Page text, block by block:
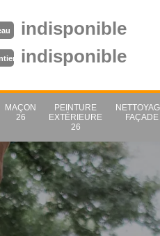
indisponible
indisponible
MAÇON
26
PEINTURE
EXTÉRIEURE
26